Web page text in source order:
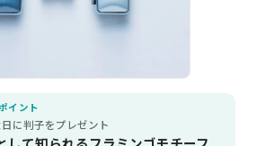
イント
に判子をプレゼント